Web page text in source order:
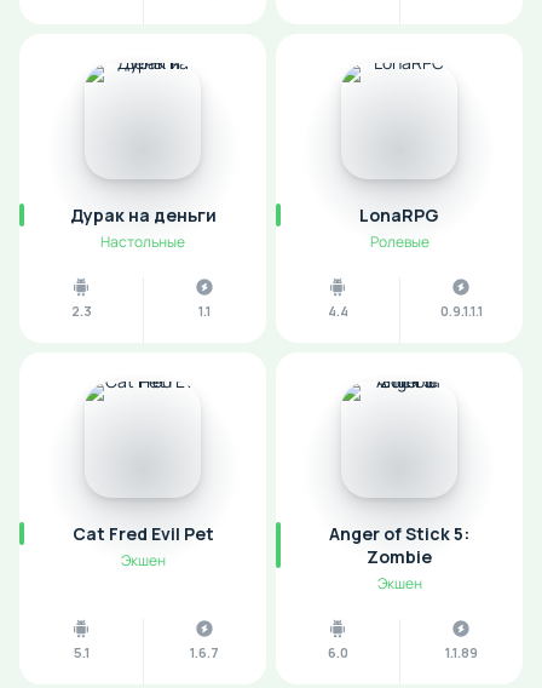
Дурак на деньги
Настольные
2.3 1.1
LonaRPG
Ролевые
4.4 0.9.1.1.1
Cat Fred Evil Pet
Экшен
5.1 1.6.7
Anger of Stick 5:
Zombie
Экшен
6.0 1.1.89